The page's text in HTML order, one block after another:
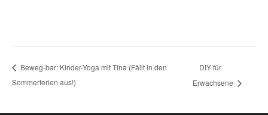
Beweg-bar: Kinder-Yoga mit Tina (Fällt in den
Sommerferien aus!)
DIY für
Erwachsene